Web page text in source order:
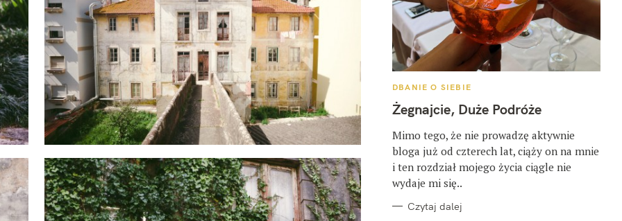
K
T
E
O
R
I
E
DBANIE O SIEBIE
Żegnajcie, Duże Podróże
Mimo tego, że nie prowadzę aktywnie
bloga już od czterech lat, ciąży on na mnie
i ten rozdział mojego życia ciągle nie
wydaje mi się..
Czytaj dalej